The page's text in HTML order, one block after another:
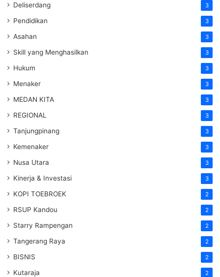
Deliserdang 3
Pendidikan 3
Asahan 3
Skill yang Menghasilkan 3
Hukum 3
Menaker 3
MEDAN KITA 3
REGIONAL 3
Tanjungpinang 3
Kemenaker 3
Nusa Utara 3
Kinerja & Investasi 3
KOPI TOEBROEK 2
RSUP Kandou 2
Starry Rampengan 2
Tangerang Raya 2
BISNIS 2
Kutaraja 2